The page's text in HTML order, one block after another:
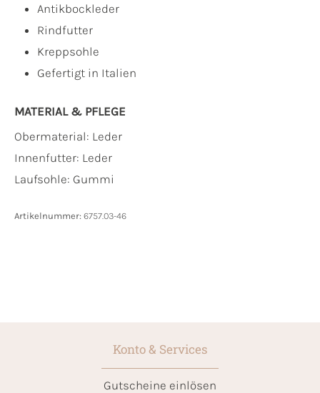
Antikbockleder
Rindfutter
Kreppsohle
Gefertigt in Italien
MATERIAL & PFLEGE
Obermaterial: Leder
Innenfutter: Leder
Laufsohle: Gummi
Artikelnummer: 6757.03-46
Konto & Services
Gutscheine einlösen